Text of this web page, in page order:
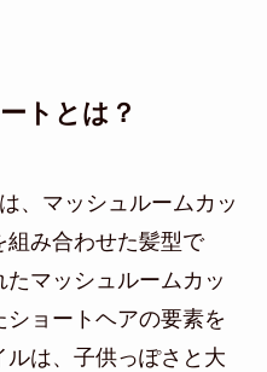
トとは？
、マッシュルームカッ
組み合わせた髪型で
マッシュルームカッ
ショートヘアの要素を
は、子供っぽさと大